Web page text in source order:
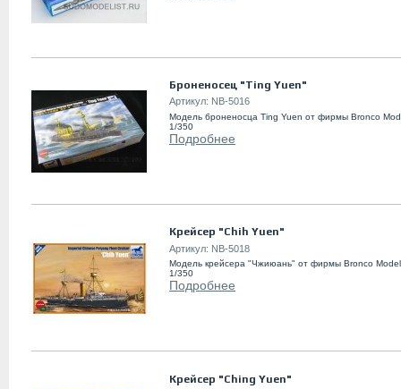
Броненосец "Ting Yuen"
Артикул: NB-5016
Модель броненосца Ting Yuen от фирмы Bronco
1/350
Подробнее
Крейсер "Chih Yuen"
Артикул: NB-5018
Модель крейсера "Чжиюань" от фирмы Bronco
1/350
Подробнее
Крейсер "Ching Yuen"